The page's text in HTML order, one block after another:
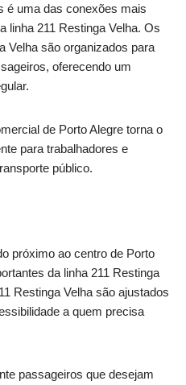
é uma das conexões mais
linha 211 Restinga Velha. Os
Velha são organizados para
oferecendo um
de Porto Alegre torna o
para trabalhadores e
público.
próximo ao centro de Porto
da linha 211 Restinga
Restinga Velha são ajustados
a quem precisa
passageiros que desejam